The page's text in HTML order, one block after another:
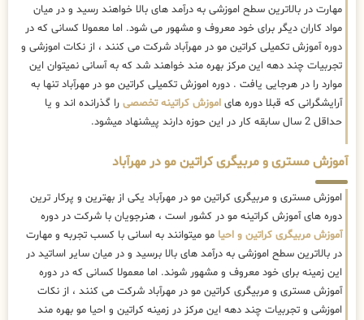
مهارت در بالاترین سطح اموزشی به درآمد های بالا خواهند رسید و در میان
مواد کاران دیگر برای خود معروف و مشهور می شود. اما معمولا کسانی که در
دوره آموزش تکمیلی کراتین مو در مهرآباد شرکت می کنند ، از نکات اموزشی و
تجربیات چند دهه این مرکز بهره مند خواهند شد که به آسانی نمیتوان این
موارد را در هرجایی یافت . دوره اموزش تکمیلی کراتین مو در مهرآباد تنها به
آرایشگرانی که قبلا دوره های اموزش کراتینه تخصصی را گذرانده اند و یا
حداقل 2 سال سابقه کار در این حوزه دارند پیشنهاد میشود.
آموزش مستری و مربیگری کراتین مو در مهرآباد
اموزش مستری و مربیگری کراتین مو در مهرآباد یکی از بهترین و پرکار ترین
دوره های آموزش کراتینه مو در کشور است ، هنرجویان با شرکت در دوره
آموزش مربیگری کراتین و احیا مو میتوانند به اسانی با کسب تجربه و مهارت
در بالاترین سطح اموزشی به درآمد های بالا برسید و در میان سایر اساتید در
این زمینه برای خود معروف و مشهور شوند. اما معمولا کسانی که در دوره
آموزش مستری و مربیگری کراتین مو در مهرآباد شرکت می کنند ، از نکات
اموزشی و تجربیات چند دهه این مرکز در زمینه کراتین و احیا مو بهره مند